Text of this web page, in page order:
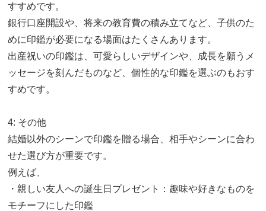
すすめです。
銀行口座開設や、将来の教育費の積み立てなど、子供のた
めに印鑑が必要になる場面はたくさんあります。
出産祝いの印鑑は、可愛らしいデザインや、成長を願うメ
ッセージを刻んだものなど、個性的な印鑑を選ぶのもおす
すめです。
4: その他
結婚以外のシーンで印鑑を贈る場合、相手やシーンに合わ
せた選び方が重要です。
例えば、
・親しい友人への誕生日プレゼント：趣味や好きなものを
モチーフにした印鑑